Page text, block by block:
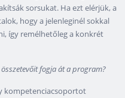
sorsukat. Ha ezt elérjük, a
hogy a jelenleginél sokkal
így remélhetőleg a konkrét
fogja át a program?
kompetenciacsoportot